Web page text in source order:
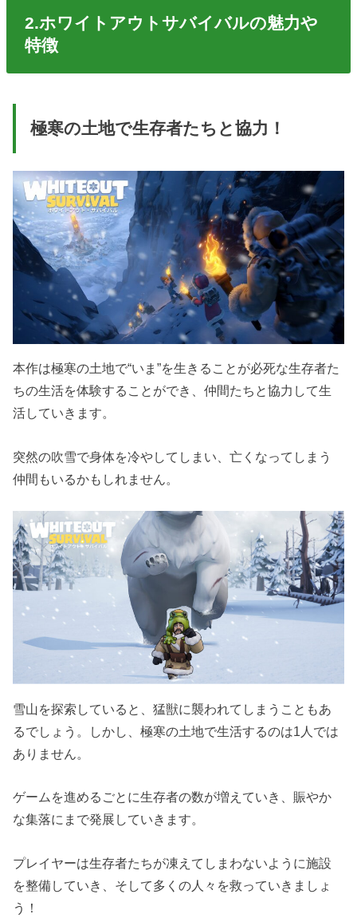
2.ホワイトアウトサバイバルの魅力や
特徴
極寒の土地で生存者たちと協力！
本作は極寒の土地で“いま”を生きることが必死な生存者た
ちの生活を体験することができ、仲間たちと協力して生
活していきます。
突然の吹雪で身体を冷やしてしまい、亡くなってしまう
仲間もいるかもしれません。
雪山を探索していると、猛獣に襲われてしまうこともあ
るでしょう。しかし、極寒の土地で生活するのは1人では
ありません。
ゲームを進めるごとに生存者の数が増えていき、賑やか
な集落にまで発展していきます。
プレイヤーは生存者たちが凍えてしまわないように施設
を整備していき、そして多くの人々を救っていきましょ
う！